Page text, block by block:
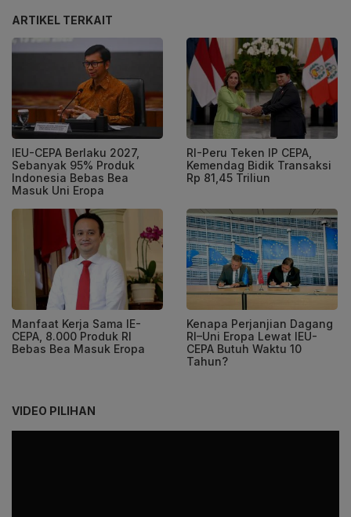
ARTIKEL TERKAIT
IEU-CEPA Berlaku 2027,
Sebanyak 95% Produk
Indonesia Bebas Bea
Masuk Uni Eropa
RI-Peru Teken IP CEPA,
Kemendag Bidik Transaksi
Rp 81,45 Triliun
Manfaat Kerja Sama IE-
CEPA, 8.000 Produk RI
Bebas Bea Masuk Eropa
Kenapa Perjanjian Dagang
RI–Uni Eropa Lewat IEU-
CEPA Butuh Waktu 10
Tahun?
VIDEO PILIHAN